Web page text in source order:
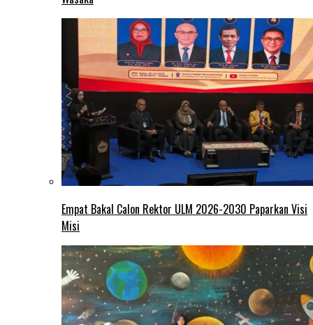
Empat Bakal Calon Rektor ULM 2026-2030 Paparkan Visi
Misi